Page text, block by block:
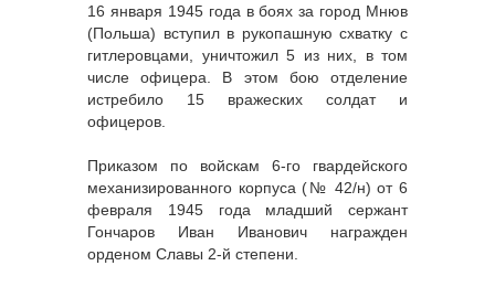
16 января 1945 года в боях за город Мнюв
(Польша) вступил в рукопашную схватку с
гитлеровцами, уничтожил 5 из них, в том
числе офицера. В этом бою отделение
истребило 15 вражеских солдат и
офицеров.
Приказом по войскам 6-го гвардейского
механизированного корпуса (№ 42/н) от 6
февраля 1945 года младший сержант
Гончаров Иван Иванович
награжден
орденом Славы 2-й степени.